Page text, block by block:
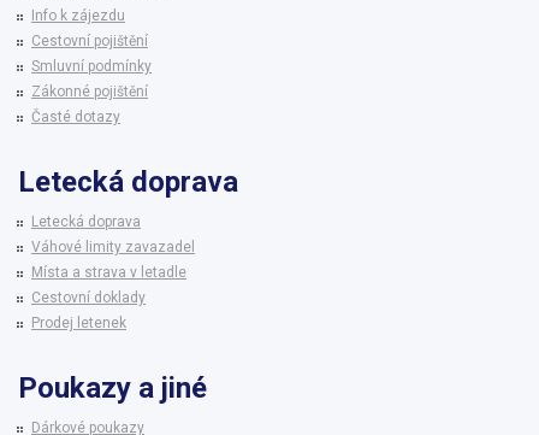
Info k zájezdu
Cestovní pojištění
Smluvní podmínky
Zákonné pojištění
Časté dotazy
Letecká doprava
Letecká doprava
Váhové limity zavazadel
Místa a strava v letadle
Cestovní doklady
Prodej letenek
Poukazy a jiné
Dárkové poukazy